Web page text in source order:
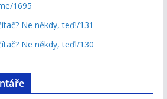
1695
Ne někdy, teď!/131
Ne někdy, teď!/130